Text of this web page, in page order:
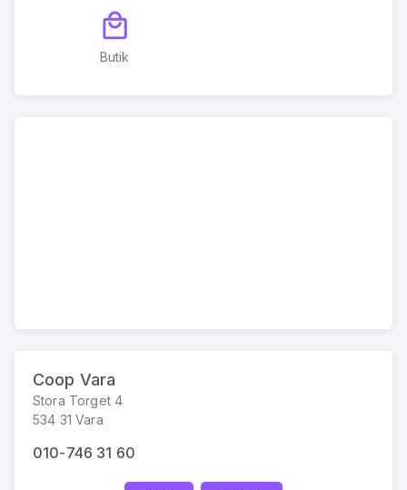
Butik
Coop Vara
Stora Torget 4
534 31 Vara
010-746 31 60